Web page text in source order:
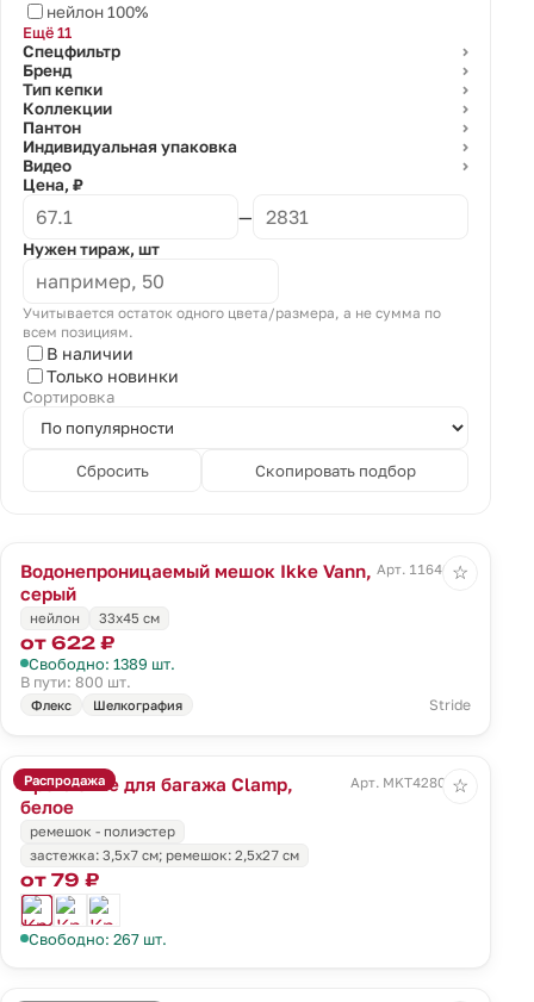
нейлон 100%
Ещё 11
Спецфильтр
⌄
Бренд ⌄
Тип кепки ⌄
Коллекции ⌄
Пантон ⌄
Индивидуальная упаковка ⌄
Видео ⌄
Цена, ₽
—
Нужен тираж, шт
Учитывается остаток одного цвета/размера, а не сумма по
всем позициям.
В наличии
Только новинки
Сортировка
Сбросить Скопировать подбор
Водонепроницаемый мешок Ikke Vann,
серый
Арт. 11646.10
нейлон 33х45 см
от 622 ₽
Свободно: 1389 шт.
В пути: 800 шт.
Флекс Шелкография Stride
☆
Распродажа
Крепление для багажа Clamp,
белое
Арт. MKT4280wht
ремешок - полиэстер
застежка: 3,5х7 см; ремешок: 2,5х27 см
от 79 ₽
Свободно: 267 шт.
☆